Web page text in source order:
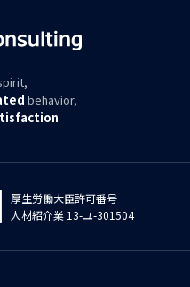
behavior,
厚生労働大臣許可番号
人材紹介業 13-ユ-301504